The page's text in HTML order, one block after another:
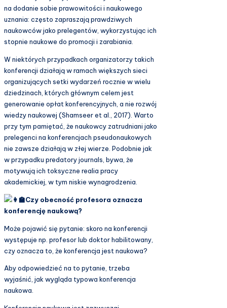
na dodanie sobie prawowitości i naukowego
uznania: często zapraszają prawdziwych
naukowców jako prelegentów, wykorzystując ich
stopnie naukowe do promocji i zarabiania.
W niektórych przypadkach organizatorzy takich
konferencji działają w ramach większych sieci
organizujących setki wydarzeń rocznie w wielu
dziedzinach, których głównym celem jest
generowanie opłat konferencyjnych, a nie rozwój
wiedzy naukowej (Shamseer et al., 2017). Warto
przy tym pamiętać, że naukowcy zatrudniani jako
prelegenci na konferencjach pseudonaukowych
nie zawsze działają w złej wierze. Podobnie jak
w przypadku predatory journals, bywa, że
motywują ich toksyczne realia pracy
akademickiej, w tym niskie wynagrodzenia.
Czy obecność profesora oznacza
konferencję naukową?
Może pojawić się pytanie: skoro na konferencji
występuje np. profesor lub doktor habilitowany,
czy oznacza to, że konferencja jest naukowa?
Aby odpowiedzieć na to pytanie, trzeba
wyjaśnić, jak wygląda typowa konferencja
naukowa.